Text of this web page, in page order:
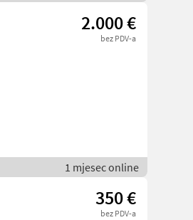
2.000 €
bez PDV-a
1 mjesec online
350 €
bez PDV-a